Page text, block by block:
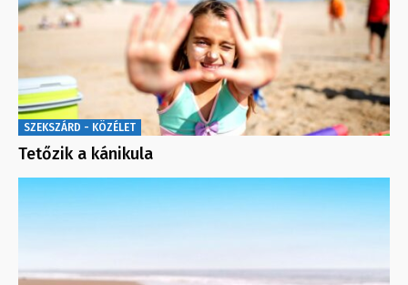
SZEKSZÁRD - KÖZÉLET
Tetőzik a kánikula